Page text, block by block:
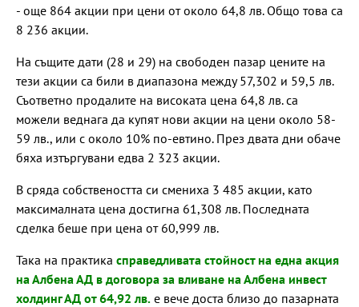
- още 864 акции при цени от около 64,8 лв. Общо това са
8 236 акции.
На същите дати (28 и 29) на свободен пазар цените на
тези акции са били в диапазона между 57,302 и 59,5 лв.
Съответно продалите на високата цена 64,8 лв. са
можели веднага да купят нови акции на цени около 58-
59 лв., или с около 10% по-евтино. През двата дни обаче
бяха изтъргувани едва 2 323 акции.
В сряда собствеността си смениха 3 485 акции, като
максималната цена достигна 61,308 лв. Последната
сделка беше при цена от 60,999 лв.
Така на практика справедливата стойност на една акция
на Албена АД в договора за вливане на Албена инвест
холдинг АД от 64,92 лв. е вече доста близо до пазарната